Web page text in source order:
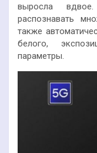
выросла
распознавать
также
белого,
параметры.